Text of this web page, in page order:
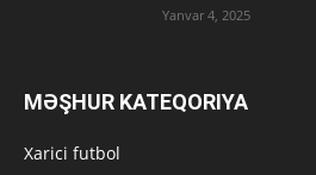
Yanvar 4, 2025
MƏŞHUR KATEQORIYA
Xarici futbol